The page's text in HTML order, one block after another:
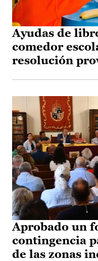
Ayudas de
comedor
resolución
Aprobado un
contingencia
de las zonas